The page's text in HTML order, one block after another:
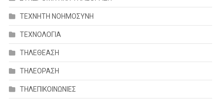
ΤΕΧΝΗΤΗ ΝΟΗΜΟΣΥΝΗ
ΤΕΧΝΟΛΟΓΙΑ
ΤΗΛΕΘΕΑΣΗ
ΤΗΛΕΟΡΑΣΗ
ΤΗΛΕΠΙΚΟΙΝΩΝΙΕΣ